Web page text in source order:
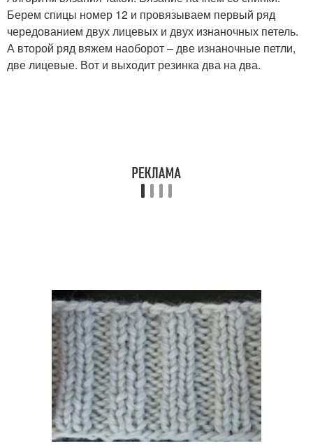
Берем спицы номер 12 и провязываем первый ряд
чередованием двух лицевых и двух изнаночных петель.
А второй ряд вяжем наоборот – две изнаночные петли,
две лицевые. Вот и выходит резинка два на два.